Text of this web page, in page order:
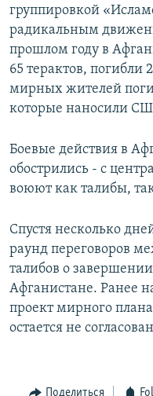
группировкой
радикальным
прошлом году в
65 терактов, погибли
мирных жителей
которые наносили
​Боевые действия в
обострились - с
воюют как талибы,
Спустя несколько
раунд переговоров
талибов о
Афганистане. Ранее
проект мирного
остается не
Поделиться